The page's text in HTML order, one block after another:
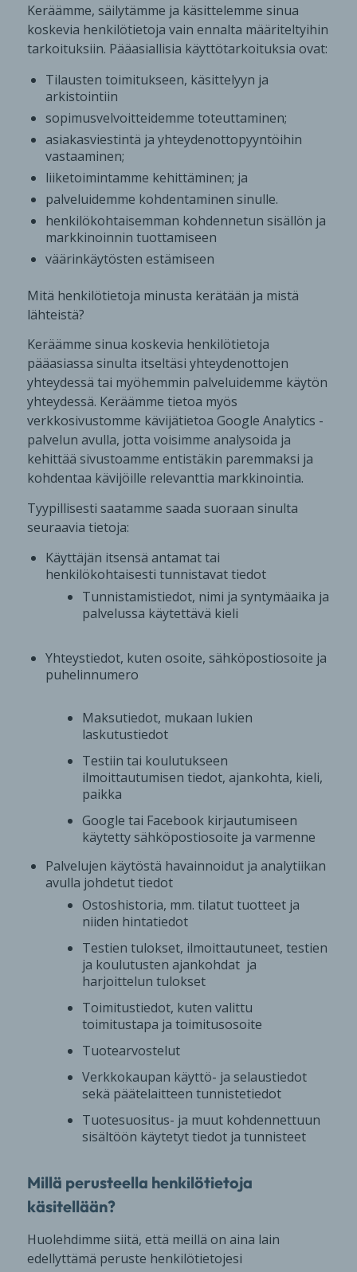
Keräämme, säilytämme ja käsittelemme sinua
koskevia henkilötietoja vain ennalta määriteltyihin
tarkoituksiin. Pääasiallisia käyttötarkoituksia ovat:
Tilausten toimitukseen, käsittelyyn ja
arkistointiin
sopimusvelvoitteidemme toteuttaminen;
asiakasviestintä ja yhteydenottopyyntöihin
vastaaminen;
liiketoimintamme kehittäminen; ja
palveluidemme kohdentaminen sinulle.
henkilökohtaisemman kohdennetun sisällön ja
markkinoinnin tuottamiseen
väärinkäytösten estämiseen
Mitä henkilötietoja minusta kerätään ja mistä
lähteistä?
Keräämme sinua koskevia henkilötietoja
pääasiassa sinulta itseltäsi yhteydenottojen
yhteydessä tai myöhemmin palveluidemme käytön
yhteydessä. Keräämme tietoa myös
verkkosivustomme kävijätietoa Google Analytics -
palvelun avulla, jotta voisimme analysoida ja
kehittää sivustoamme entistäkin paremmaksi ja
kohdentaa kävijöille relevanttia markkinointia.
Tyypillisesti saatamme saada suoraan sinulta
seuraavia tietoja:
Käyttäjän itsensä antamat tai
henkilökohtaisesti tunnistavat tiedot
Tunnistamistiedot, nimi ja syntymäaika ja
palvelussa käytettävä kieli
Yhteystiedot, kuten osoite, sähköpostiosoite ja
puhelinnumero
Maksutiedot, mukaan lukien
laskutustiedot
Testiin tai koulutukseen
ilmoittautumisen tiedot, ajankohta, kieli,
paikka
Google tai Facebook kirjautumiseen
käytetty sähköpostiosoite ja varmenne
Palvelujen käytöstä havainnoidut ja analytiikan
avulla johdetut tiedot
Ostoshistoria, mm. tilatut tuotteet ja
niiden hintatiedot
Testien tulokset, ilmoittautuneet, testien
ja koulutusten ajankohdat ja
harjoittelun tulokset
Toimitustiedot, kuten valittu
toimitustapa ja toimitusosoite
Tuotearvostelut
Verkkokaupan käyttö- ja selaustiedot
sekä päätelaitteen tunnistetiedot
Tuotesuositus- ja muut kohdennettuun
sisältöön käytetyt tiedot ja tunnisteet
Millä perusteella henkilötietoja
käsitellään?
Huolehdimme siitä, että meillä on aina lain
edellyttämä peruste henkilötietojesi